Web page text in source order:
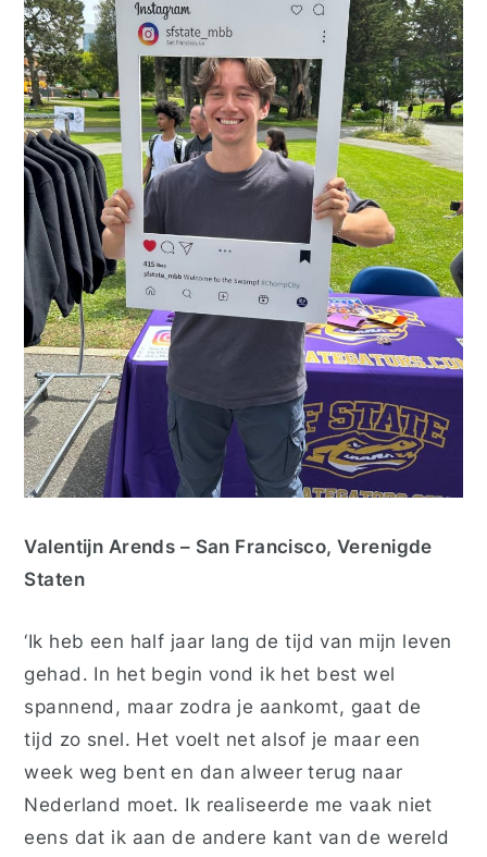
Valentijn Arends – San Francisco, Verenigde
Staten
‘Ik heb een half jaar lang de tijd van mijn leven
gehad. In het begin vond ik het best wel
spannend, maar zodra je aankomt, gaat de
tijd zo snel. Het voelt net alsof je maar een
week weg bent en dan alweer terug naar
Nederland moet. Ik realiseerde me vaak niet
eens dat ik aan de andere kant van de wereld